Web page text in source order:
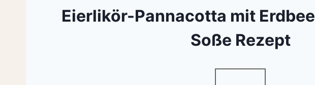
Eierlikör-Pannacotta mit
Soße Rezept